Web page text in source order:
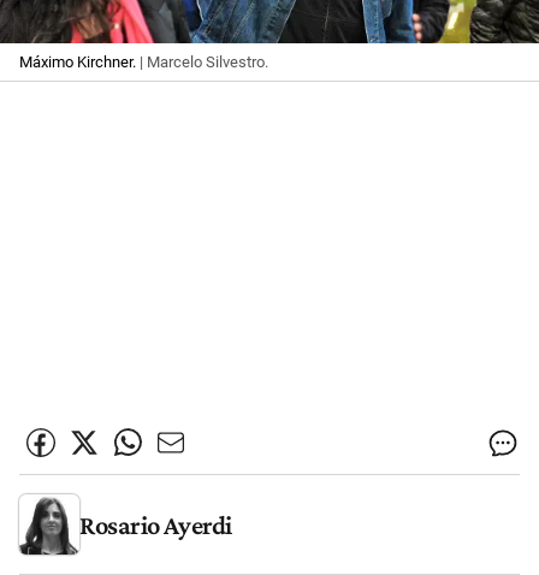
Máximo Kirchner. | Marcelo Silvestro.
Rosario Ayerdi